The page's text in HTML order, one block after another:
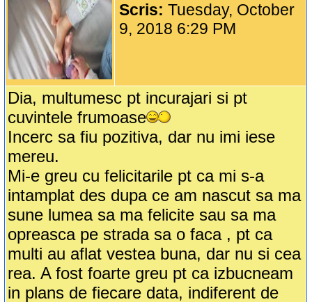
Scris:Tuesday, October
9, 2018 6:29 PM
Dia, multumesc pt incurajari si pt
cuvintele frumoase
Incerc sa fiu pozitiva, dar nu imi iese
mereu.
Mi-e greu cu felicitarile pt ca mi s-a
intamplat des dupa ce am nascut sa ma
sune lumea sa ma felicite sau sa ma
opreasca pe strada sa o faca , pt ca
multi au aflat vestea buna, dar nu si cea
rea. A fost foarte greu pt ca izbucneam
in plans de fiecare data, indiferent de